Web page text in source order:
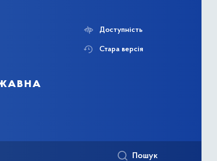
Доступність
Стара версія
Пошук